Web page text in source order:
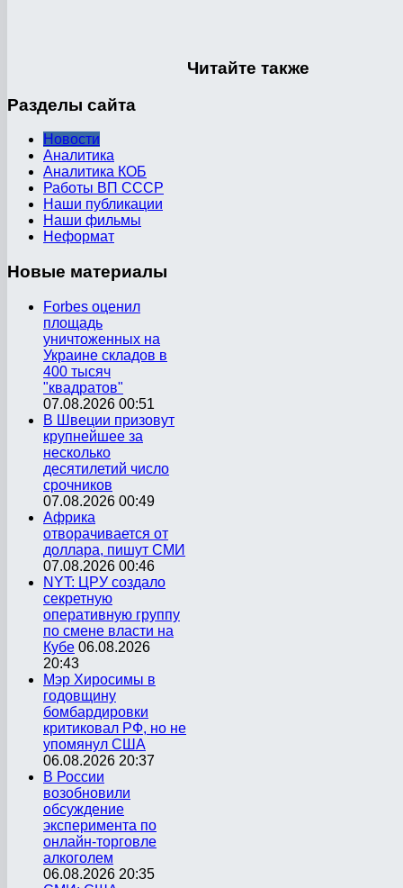
Читайте также
Разделы сайта
Новости
Аналитика
Аналитика КОБ
Работы ВП СССР
Наши публикации
Наши фильмы
Неформат
Новые материалы
Forbes оценил
площадь
уничтоженных на
Украине складов в
400 тысяч
"квадратов"
07.08.2026 00:51
В Швеции призовут
крупнейшее за
несколько
десятилетий число
срочников
07.08.2026 00:49
Африка
отворачивается от
доллара, пишут СМИ
07.08.2026 00:46
NYT: ЦРУ создало
секретную
оперативную группу
по смене власти на
Кубе 06.08.2026
20:43
Мэр Хиросимы в
годовщину
бомбардировки
критиковал РФ, но не
упомянул США
06.08.2026 20:37
В России
возобновили
обсуждение
эксперимента по
онлайн-торговле
алкоголем
06.08.2026 20:35